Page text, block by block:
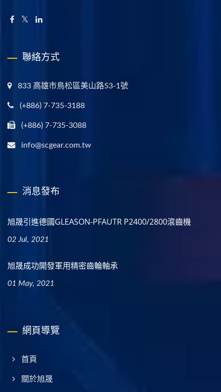
聯絡方式
833 高雄市鳥松區美山路53-1號
(+886) 7-735-3188
(+886) 7-735-3088
info@scgear.com.tw
消息發布
旭晟引進德國GLEASON-PFAUTR P2400/2800滾齒機
02 Jul, 2021
旭晟成功開發軍用精密齒輪軸承
01 May, 2021
網頁導覽
首頁
關於旭晟